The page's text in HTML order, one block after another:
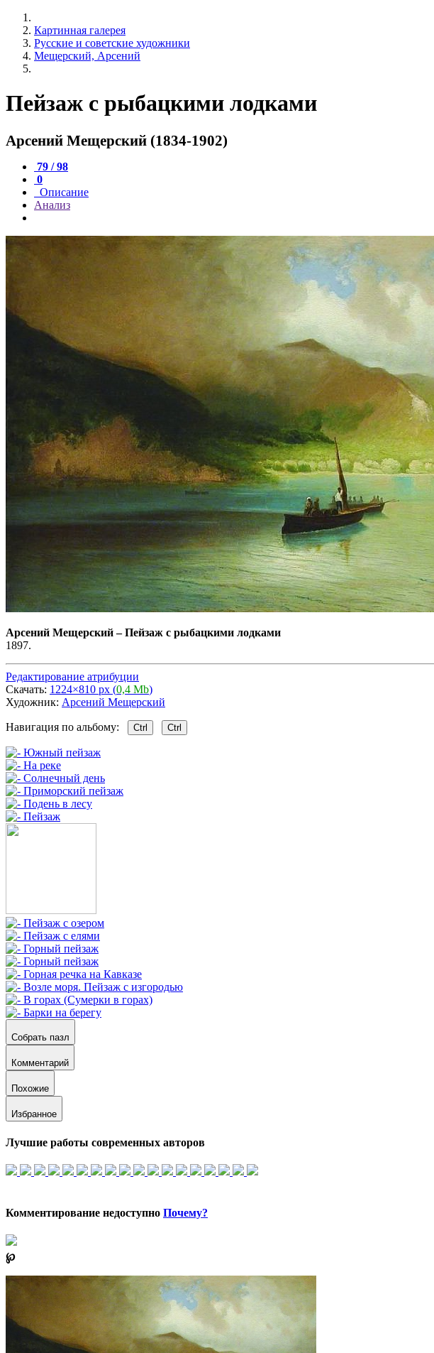
Картинная галерея
Русские и советские художники
Мещерский, Арсений
Пейзаж с рыбацкими лодками
Арсений Мещерский (1834-1902)
79 / 98
0
Описание
Анализ
Арсений Мещерский–Пейзаж с рыбацкими лодками
1897.
Редактирование атрибуции
Скачать: 1224×810 px (0,4 Mb)
Художник: Арсений Мещерский
Навигация по альбому: Ctrl Ctrl
Собрать пазл
Комментарий
Похожие
Избранное
Лучшие работы современных авторов
Комментирование недоступно Почему?
℘